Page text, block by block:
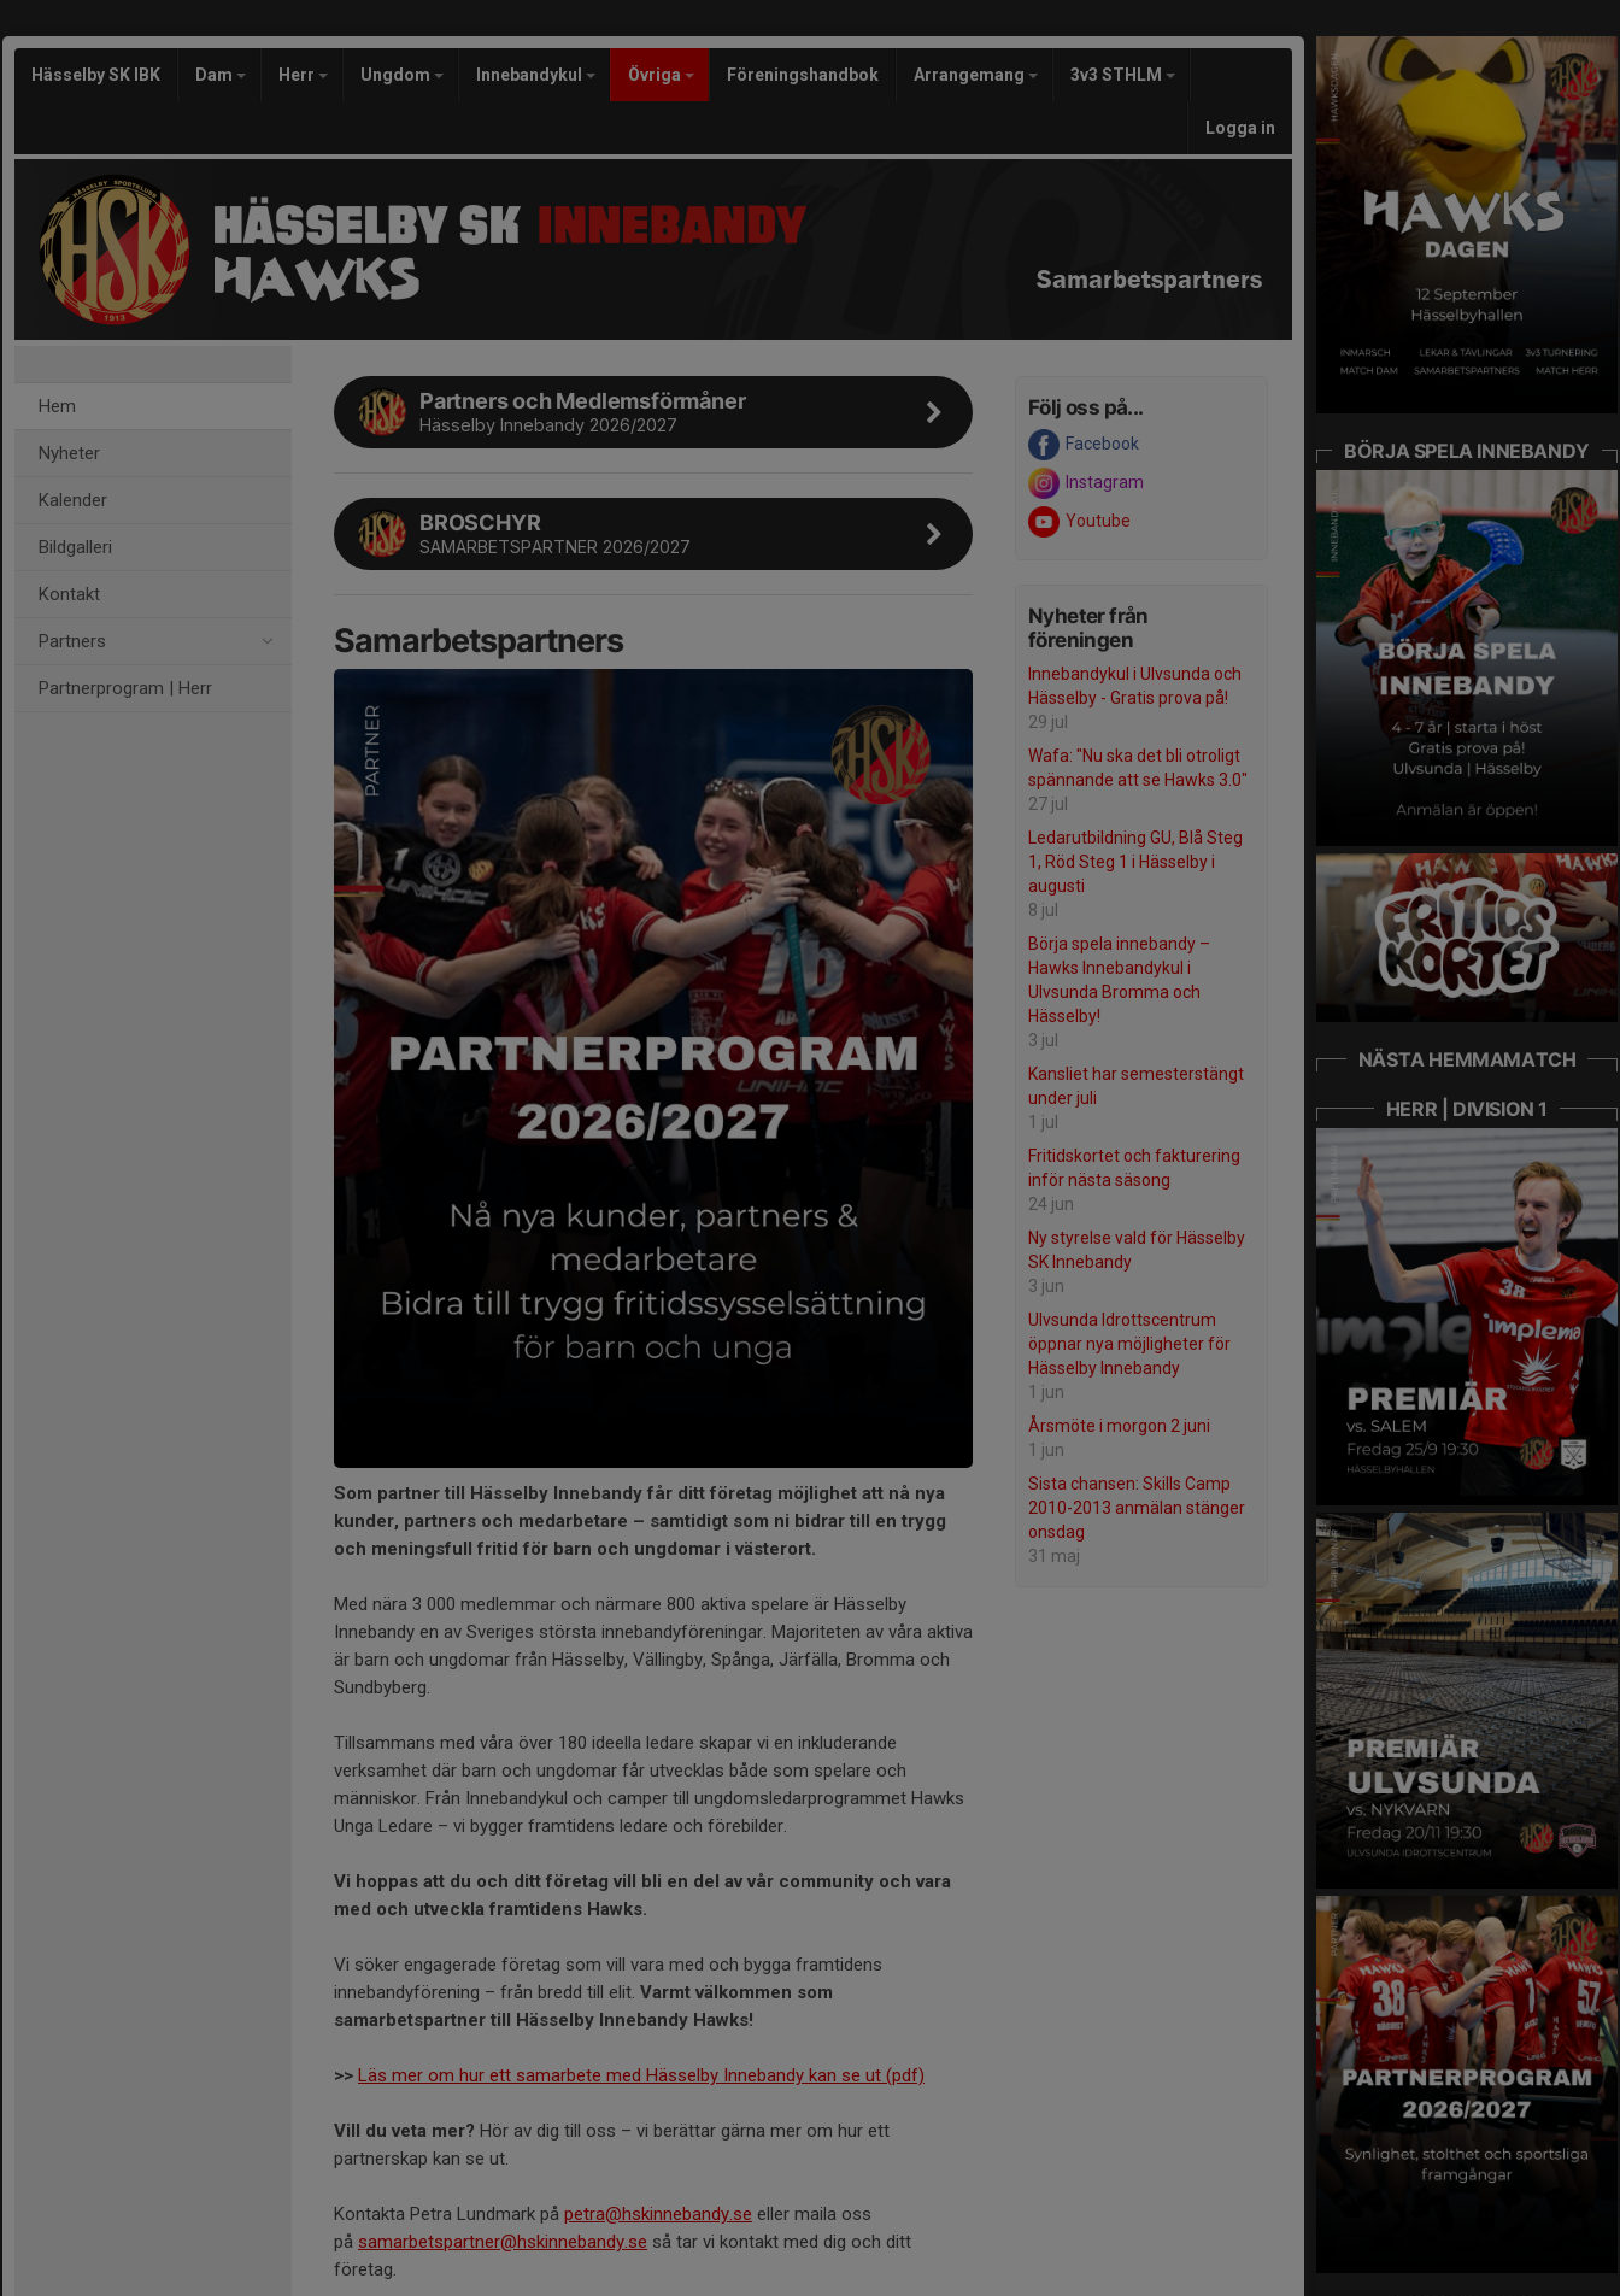
Hässelby SK IBK Dam Herr Ungdom Innebandykul Övriga Föreningshandbok Arrangemang 3v3 STHLM
Logga in
Samarbetspartners
Hem
Nyheter
Kalender
Bildgalleri
Kontakt
Partners
Partnerprogram | Herr
Följ oss på...
Facebook
Instagram
Youtube
Nyheter från
föreningen
Innebandykul i Ulvsunda och
Hässelby - Gratis prova på!
29 jul
Wafa: "Nu ska det bli otroligt
spännande att se Hawks 3.0"
27 jul
Ledarutbildning GU, Blå Steg
1, Röd Steg 1 i Hässelby i
augusti
8 jul
Börja spela innebandy –
Hawks Innebandykul i
Ulvsunda Bromma och
Hässelby!
3 jul
Kansliet har semesterstängt
under juli
1 jul
Fritidskortet och fakturering
inför nästa säsong
24 jun
Ny styrelse vald för Hässelby
SK Innebandy
3 jun
Ulvsunda Idrottscentrum
öppnar nya möjligheter för
Hässelby Innebandy
1 jun
Årsmöte i morgon 2 juni
1 jun
Sista chansen: Skills Camp
2010-2013 anmälan stänger
onsdag
31 maj
Partners och Medlemsförmåner
Hässelby Innebandy 2026/2027
BROSCHYR
SAMARBETSPARTNER 2026/2027
Samarbetspartners
Som partner till Hässelby Innebandy får ditt företag möjlighet att nå nya
kunder, partners och medarbetare – samtidigt som ni bidrar till en trygg
och meningsfull fritid för barn och ungdomar i västerort.
Med nära 3 000 medlemmar och närmare 800 aktiva spelare är Hässelby
Innebandy en av Sveriges största innebandyföreningar. Majoriteten av våra aktiva
är barn och ungdomar från Hässelby, Vällingby, Spånga, Järfälla, Bromma och
Sundbyberg.
Tillsammans med våra över 180 ideella ledare skapar vi en inkluderande
verksamhet där barn och ungdomar får utvecklas både som spelare och
människor. Från Innebandykul och camper till ungdomsledarprogrammet Hawks
Unga Ledare – vi bygger framtidens ledare och förebilder.
Vi hoppas att du och ditt företag vill bli en del av vår community och vara
med och utveckla framtidens Hawks.
Vi söker engagerade företag som vill vara med och bygga framtidens
innebandyförening – från bredd till elit. Varmt välkommen som
samarbetspartner till Hässelby Innebandy Hawks!
>> Läs mer om hur ett samarbete med Hässelby Innebandy kan se ut (pdf)
Vill du veta mer? Hör av dig till oss – vi berättar gärna mer om hur ett
partnerskap kan se ut.
Kontakta Petra Lundmark på petra@hskinnebandy.se eller maila oss
på samarbetspartner@hskinnebandy.se så tar vi kontakt med dig och ditt
företag.
BÖRJA SPELA INNEBANDY
NÄSTA HEMMAMATCH
HERR | DIVISION 1